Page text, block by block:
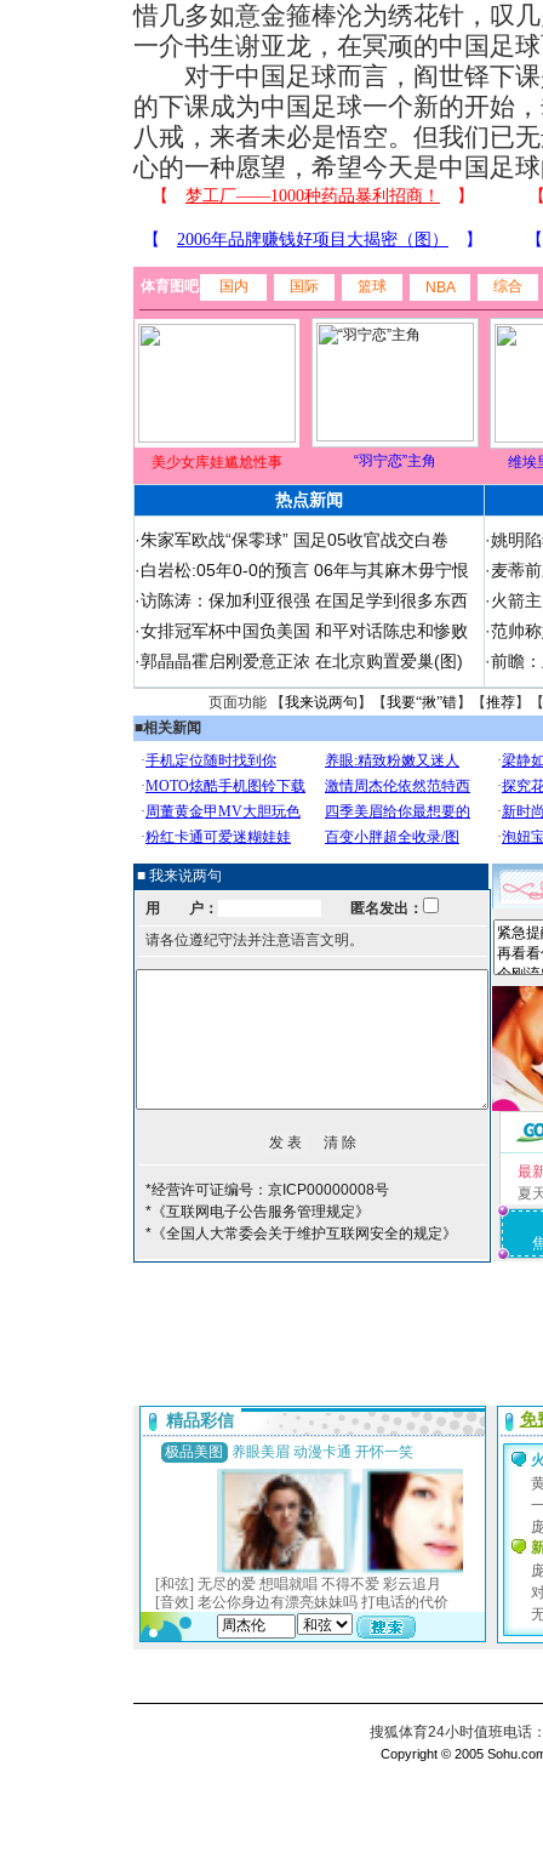
惜几多如意金箍棒沦为绣花针，叹
一介书生谢亚龙，在冥顽的中国足
对于中国足球而言，阎世铎下课
的下课成为中国足球一个新的开始
八戒，来者未必是悟空。但我们已
心的一种愿望，希望今天是中国足
体育图吧 国内 国际 篮球 NBA 综合
美少女库娃尴尬性事 “羽宁恋”主角 维埃
热点新闻
·朱家军欧战“保零球” 国足05收官战交白卷
·白岩松:05年0-0的预言 06年与其麻木毋宁恨
·访陈涛：保加利亚很强 在国足学到很多东西
·女排冠军杯中国负美国 和平对话陈忠和惨败
·郭晶晶霍启刚爱意正浓 在北京购置爱巢(图)
·姚明
·麦蒂
·火箭
·范帅
·前瞻
页面功能 【我来说两句 】【我要“揪”错】【推荐】
■相关新闻
■ 我来说两句
用 户：
匿名发出：
请各位遵纪守法并注意语言文明。
*经营许可证编号：京ICP00000008号
*《互联网电子公告服务管理规定》
*《全国人大常委会关于维护互联网安全的规定》
最
夏
搜狐体育24小时值班电话
Copyright © 2005